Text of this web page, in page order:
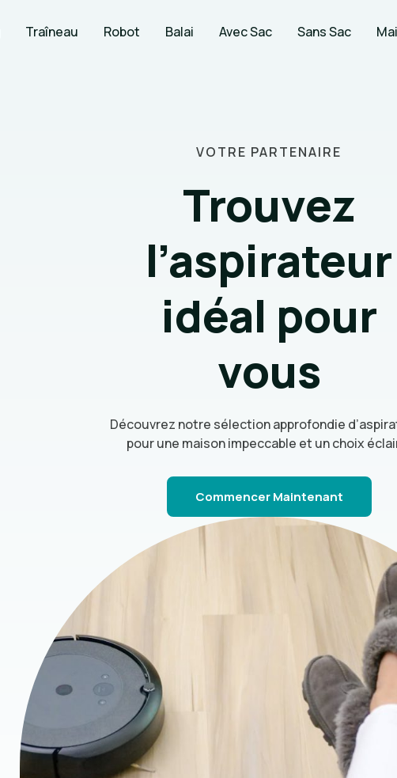
Traîneau Robot Balai Avec Sac Sans Sac
VOTRE PARTENAIRE
Trouvez
l’aspirateur
idéal pour
vous
Découvrez notre sélection approfondie
pour une maison impeccable et un choix
Commencer Maintenant